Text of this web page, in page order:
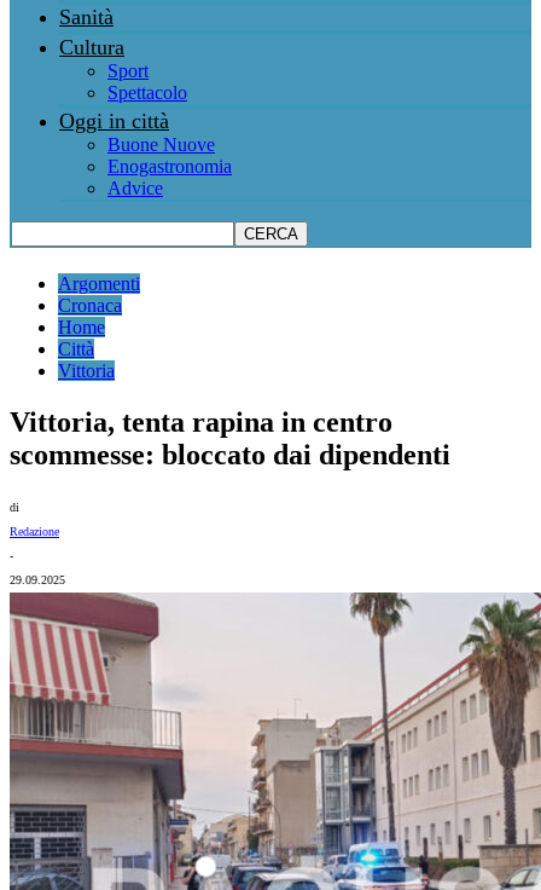
Sanità
Cultura
Sport
Spettacolo
Oggi in città
Buone Nuove
Enogastronomia
Advice
Argomenti
Cronaca
Home
Città
Vittoria
Vittoria, tenta rapina in centro
scommesse: bloccato dai dipendenti
di
Redazione
-
29.09.2025